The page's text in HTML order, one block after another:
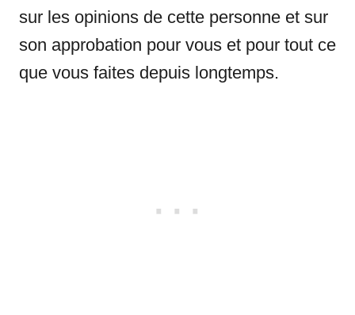
sur les opinions de cette personne et sur
son approbation pour vous et pour tout ce
que vous faites depuis longtemps.